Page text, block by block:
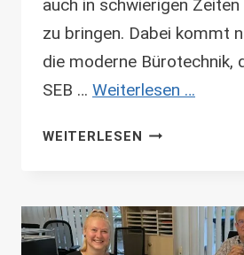
auch in schwierigen
zu bringen. Dabei kommt
die moderne Bürotechnik,
SEB … Weiterlesen …
WEITERLESEN
IM
NOCH